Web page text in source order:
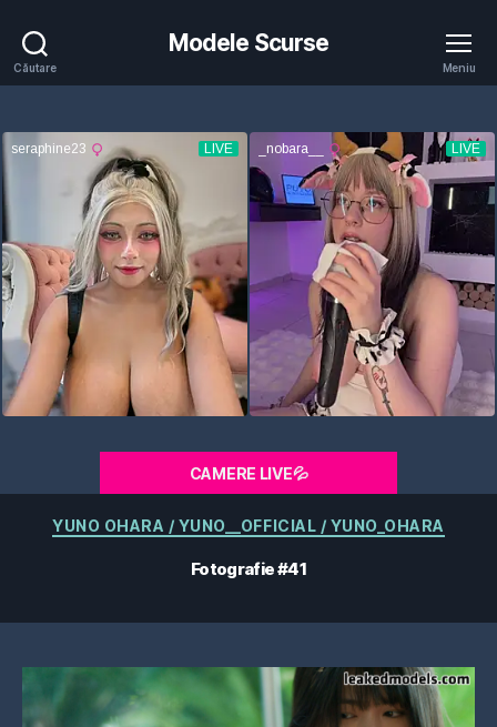
Căutare
Modele Scurse
Meniu
CAMERE LIVE💦
Categorii
YUNO OHARA / YUNO__OFFICIAL / YUNO_OHARA
Fotografie #41